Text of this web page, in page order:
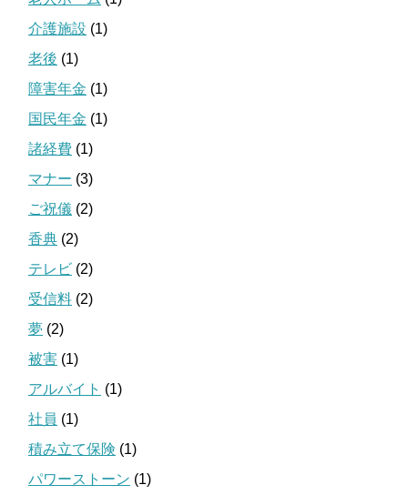
介護施設 (1)
老後 (1)
障害年金 (1)
国民年金 (1)
諸経費 (1)
マナー (3)
ご祝儀 (2)
香典 (2)
テレビ (2)
受信料 (2)
夢 (2)
被害 (1)
アルバイト (1)
社員 (1)
積み立て保険 (1)
パワーストーン (1)